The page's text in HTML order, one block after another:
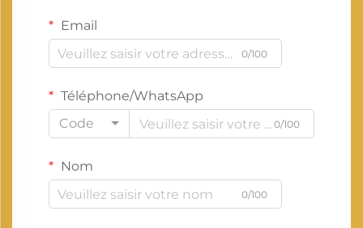
Email
0/100
Téléphone/WhatsApp
Code
0/100
Nom
0/100